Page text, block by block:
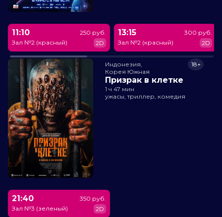
11:10
Зал №2 (красный)
250 руб.
2D
13:15
Зал №2 (красный)
300 руб.
2D
Индонезия,
Корея Южная
Призрак в клетке
18+
1 ч 47 мин
ужасы, триллер, комедия
21:40
Зал №3 (зеленый)
350 руб.
2D